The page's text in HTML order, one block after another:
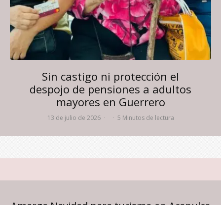
Sin castigo ni protección el
despojo de pensiones a adultos
mayores en Guerrero
13 de julio de 2026 · · 5 Minutos de lectura